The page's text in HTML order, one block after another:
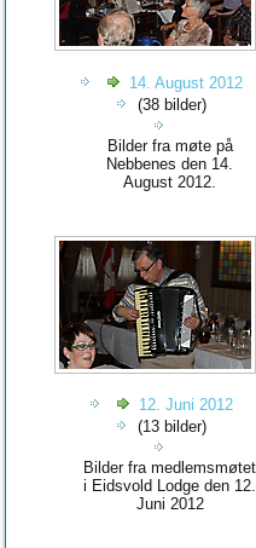
14. August 2012
(38 bilder)
Bilder fra møte på
Nebbenes den 14.
August 2012.
12. Juni 2012
(13 bilder)
Bilder fra medlemsmøtet
i Eidsvold Lodge den 12.
Juni 2012